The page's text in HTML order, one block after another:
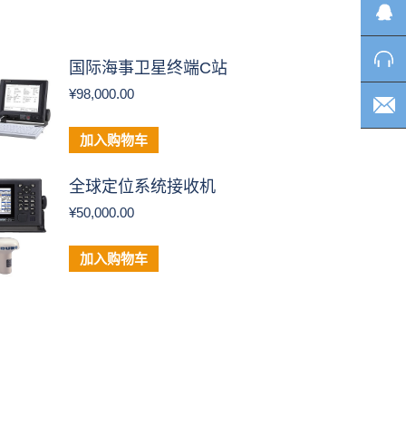
国际海事卫星终端C站
¥98,000.00
加入购物车
全球定位系统接收机
¥50,000.00
加入购物车